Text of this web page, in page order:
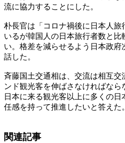
流に協力することにした。
朴長官は「コロナ禍後に日本人旅
いるが韓国人の日本旅行者数と比
い。格差を減らせるよう日本政府
話した。
斉藤国土交通相は、交流は相互交
ンド観光客を伸ばさなければなら
日本に来る観光客以上に多くの
任感を持って推進したいと答えた。
関連記事